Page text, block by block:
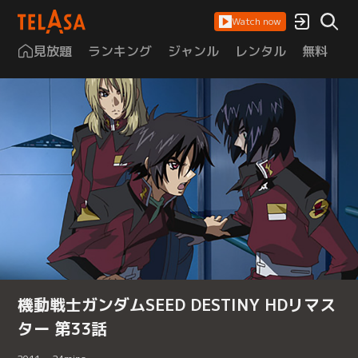
Watch now
見放題 ランキング ジャンル レンタル 無料
機動戦士ガンダムSEED DESTINY HDリマス
ター 第33話